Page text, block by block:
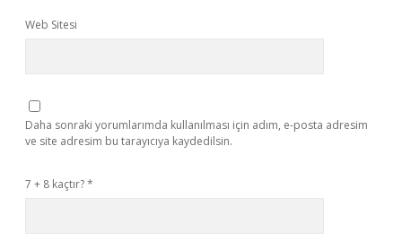
Web Sitesi
Daha sonraki yorumlarımda kullanılması için adım, e-posta adresim
ve site adresim bu tarayıcıya kaydedilsin.
7 + 8 kaçtır?*